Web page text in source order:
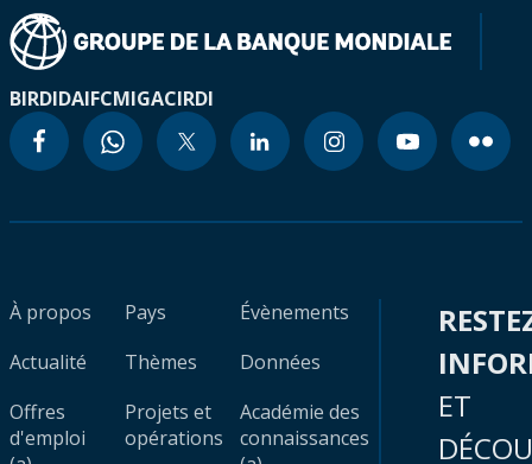
BIRDIDAIFCMIGACIRDI
À propos
Actualité
Offres
d'emploi
Pays
Thèmes
Projets et
opérations
Évènements
Données
Académie des
connaissances
ET